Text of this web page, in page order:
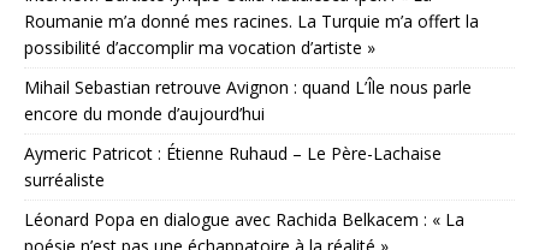
Roumanie m’a donné mes racines. La Turquie m’a offert la
possibilité d’accomplir ma vocation d’artiste »
Mihail Sebastian retrouve Avignon : quand L’Île nous parle
encore du monde d’aujourd’hui
Aymeric Patricot : Étienne Ruhaud – Le Père-Lachaise
surréaliste
Léonard Popa en dialogue avec Rachida Belkacem : « La